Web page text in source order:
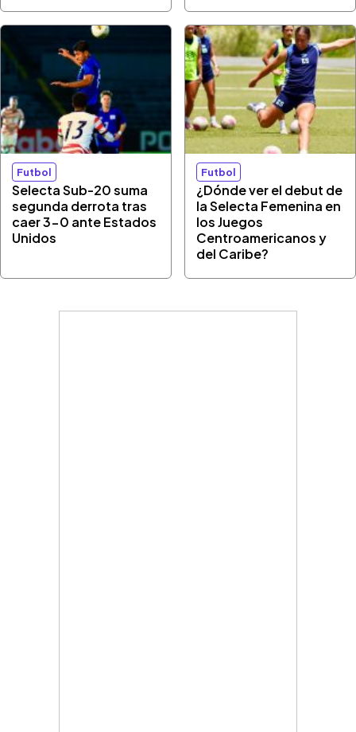
Futbol
Selecta Sub-20 suma
segunda derrota tras
caer 3-0 ante Estados
Unidos
Futbol
¿Dónde ver el debut de
la Selecta Femenina en
los Juegos
Centroamericanos y
del Caribe?